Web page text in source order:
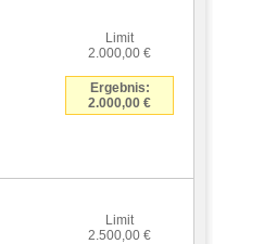
Limit
2.000,00 €
Ergebnis:
2.000,00 €
Limit
2.500,00 €